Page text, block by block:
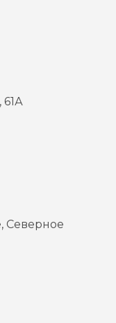
61А
Северное